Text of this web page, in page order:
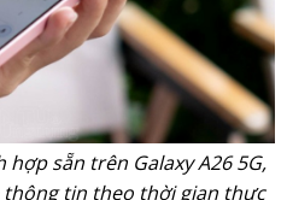
sẵn trên Galaxy A26 5G,
tin theo thời gian thực